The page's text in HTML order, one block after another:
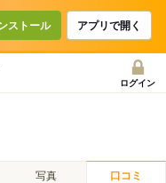
ストール アプリで開く
ログイン
写真 口コミ